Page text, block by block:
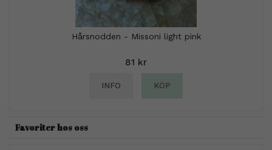
Hårsnodden - Missoni light pink
81 kr
INFO KÖP
Favoriter hos oss